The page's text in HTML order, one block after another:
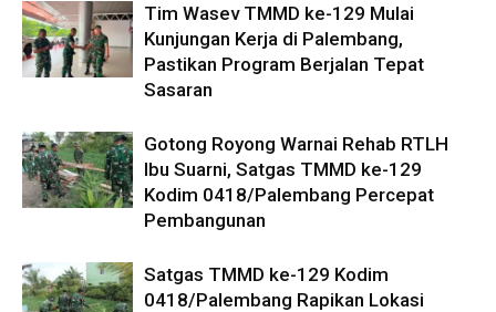
Tim Wasev TMMD ke-129 Mulai
Kunjungan Kerja di Palembang,
Pastikan Program Berjalan Tepat
Sasaran
Gotong Royong Warnai Rehab RTLH
Ibu Suarni, Satgas TMMD ke-129
Kodim 0418/Palembang Percepat
Pembangunan
Satgas TMMD ke-129 Kodim
0418/Palembang Rapikan Lokasi